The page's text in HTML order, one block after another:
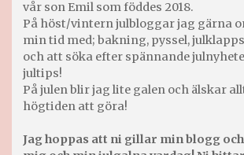
vår son Emil som föddes 2018.
På höst/vintern julbloggar jag gärna
min tid med; bakning, pyssel,
och att söka efter spännande
jultips!
På julen blir jag lite galen och älskar
högtiden att göra!
Jag hoppas att ni gillar min blogg